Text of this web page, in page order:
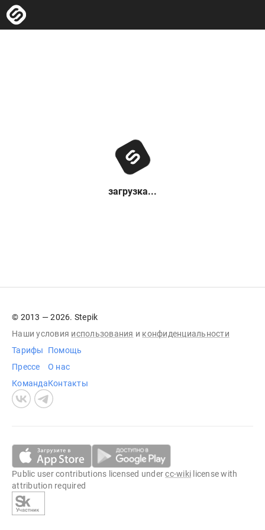
загрузка...
© 2013 — 2026. Stepik
Наши условия использования и конфиденциальности
Тарифы
Прессе
Команда
Помощь
О нас
Контакты
Public user contributions licensed undercc-wiki license with
attribution required